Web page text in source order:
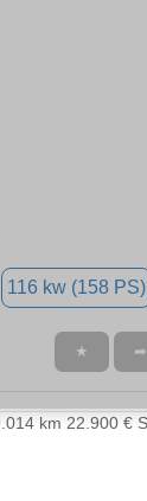
116 kw (158 PS)
★ ➦